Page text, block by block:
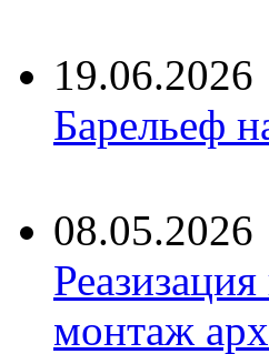
19.06.2026
Барельеф
08.05.2026
монтаж